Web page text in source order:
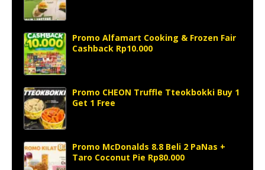
Promo Alfamart Cooking & Frozen Fair
Cashback Rp10.000
Promo CHEON Truffle Tteokbokki Buy 1
Get 1 Free
Promo McDonalds 8.8 Beli 2 PaNas +
Taro Coconut Pie Rp80.000